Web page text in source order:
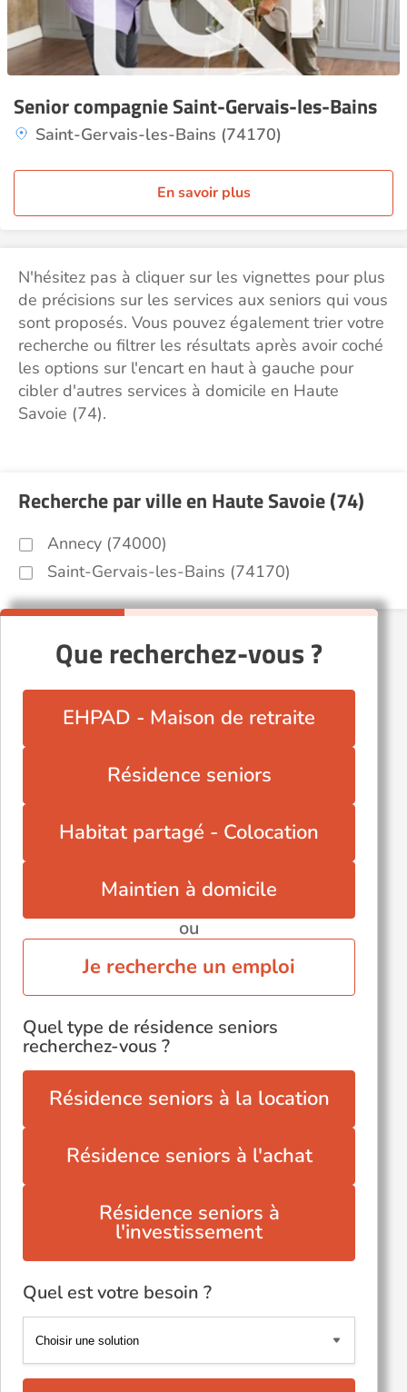
Senior compagnie Saint-Gervais-les-Bains
Saint-Gervais-les-Bains (74170)
En savoir plus
N'hésitez pas à cliquer sur les vignettes pour plus
de précisions sur les services aux seniors qui vous
sont proposés. Vous pouvez également trier votre
recherche ou filtrer les résultats après avoir coché
les options sur l'encart en haut à gauche pour
cibler d'autres services à domicile en Haute
Savoie (74).
Recherche par ville en Haute Savoie (74)
Annecy (74000)
Saint-Gervais-les-Bains (74170)
Que recherchez-vous ?
EHPAD - Maison de retraite
Résidence seniors
Habitat partagé - Colocation
Maintien à domicile
ou
Je recherche un emploi
Quel type de résidence seniors
recherchez-vous ?
Résidence seniors à la location
Résidence seniors à l'achat
Résidence seniors à
l'investissement
Quel est votre besoin ?